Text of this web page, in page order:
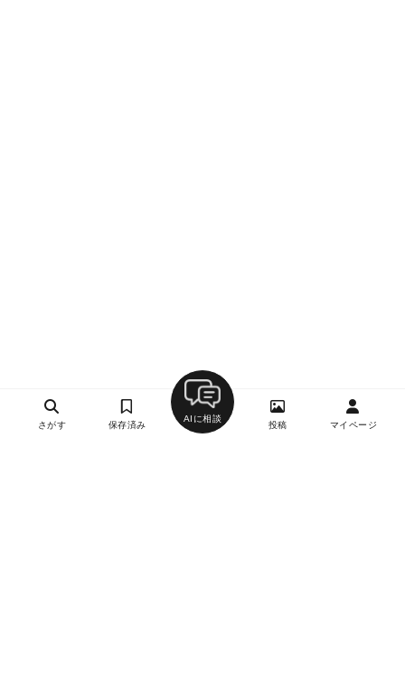
さがす 保存済み
AIに相談
投稿 マイページ